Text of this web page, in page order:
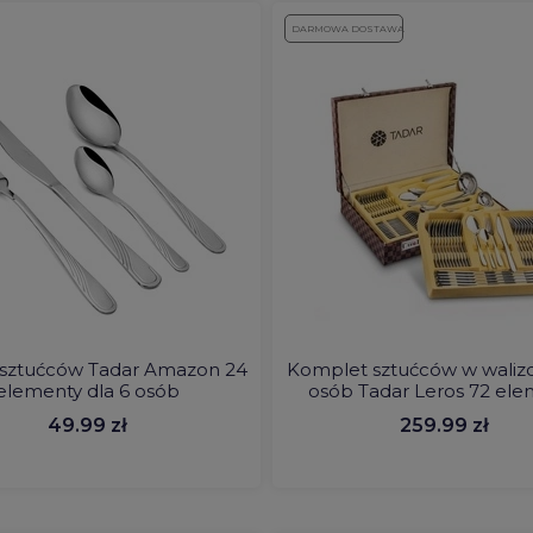
Tadar Amazon 24
dla 6 osób
49.99 zł
DARMOWA DOSTAWA
Komplet sztućców w
osób Tadar Leros 72
259.99 zł